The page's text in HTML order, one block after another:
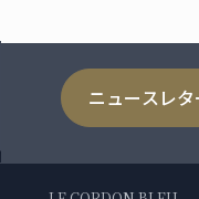
ニュースレ